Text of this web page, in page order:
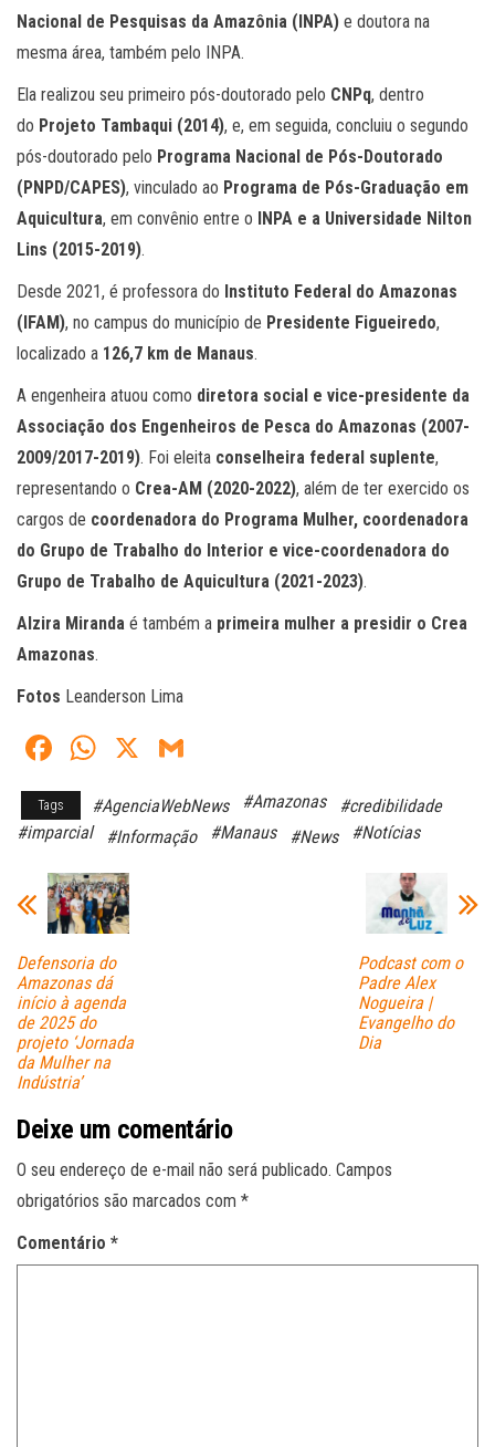
Nacional de Pesquisas da Amazônia (INPA) e doutora na
mesma área, também pelo INPA.
Ela realizou seu primeiro pós-doutorado pelo CNPq, dentro
do Projeto Tambaqui (2014), e, em seguida, concluiu o segundo
pós-doutorado pelo Programa Nacional de Pós-Doutorado
(PNPD/CAPES), vinculado ao Programa de Pós-Graduação em
Aquicultura, em convênio entre o INPA e a Universidade Nilton
Lins (2015-2019).
Desde 2021, é professora do Instituto Federal do Amazonas
(IFAM), no campus do município de Presidente Figueiredo,
localizado a 126,7 km de Manaus.
A engenheira atuou como diretora social e vice-presidente da
Associação dos Engenheiros de Pesca do Amazonas (2007-
2009/2017-2019). Foi eleita conselheira federal suplente,
representando o Crea-AM (2020-2022), além de ter exercido os
cargos de coordenadora do Programa Mulher, coordenadora
do Grupo de Trabalho do Interior e vice-coordenadora do
Grupo de Trabalho de Aquicultura (2021-2023).
Alzira Miranda é também a primeira mulher a presidir o Crea
Amazonas.
Fotos Leanderson Lima
Fa
ce
bo
W
ts
A
pp
X
ail
Tags #AgenciaWebNews #Amazonas
#credibilidade
#imparcial
#Informação #Manaus #News #Notícias
Defensoria do
Amazonas dá
início à agenda
de 2025 do
projeto ‘Jornada
da Mulher na
Indústria’
Podcast com o
Padre Alex
Nogueira |
Evangelho do
Dia
Deixe um comentário
O seu endereço de e-mail não será publicado. Campos
obrigatórios são marcados com *
Comentário *